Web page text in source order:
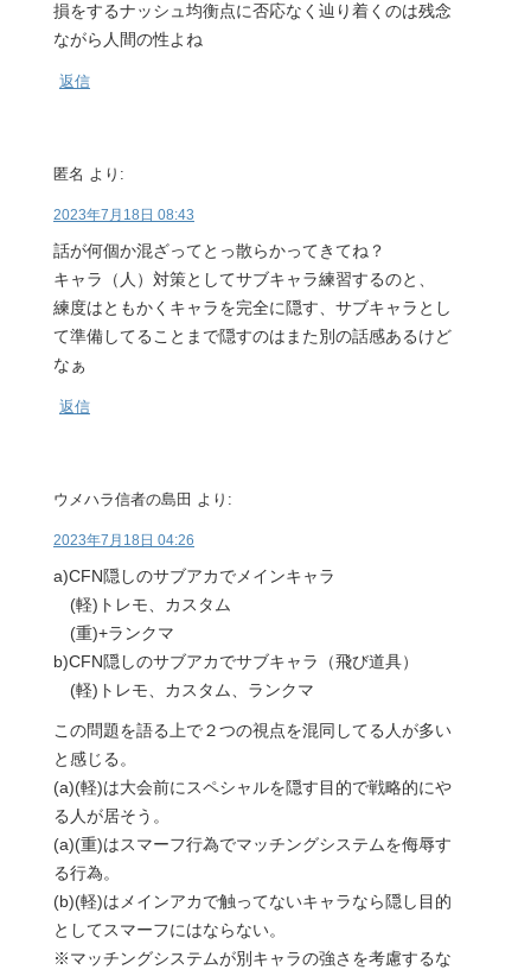
損をするナッシュ均衡点に否応なく辿り着くのは残念
ながら人間の性よね
返信
匿名 より:
2023年7月18日 08:43
話が何個か混ざってとっ散らかってきてね？
キャラ（人）対策としてサブキャラ練習するのと、
練度はともかくキャラを完全に隠す、サブキャラとし
て準備してることまで隠すのはまた別の話感あるけど
なぁ
返信
ウメハラ信者の島田 より:
2023年7月18日 04:26
a)CFN隠しのサブアカでメインキャラ
(軽)トレモ、カスタム
(重)+ランクマ
b)CFN隠しのサブアカでサブキャラ（飛び道具）
(軽)トレモ、カスタム、ランクマ
この問題を語る上で２つの視点を混同してる人が多い
と感じる。
(a)(軽)は大会前にスペシャルを隠す目的で戦略的にや
る人が居そう。
(a)(重)はスマーフ行為でマッチングシステムを侮辱す
る行為。
(b)(軽)はメインアカで触ってないキャラなら隠し目的
としてスマーフにはならない。
※マッチングシステムが別キャラの強さを考慮するな